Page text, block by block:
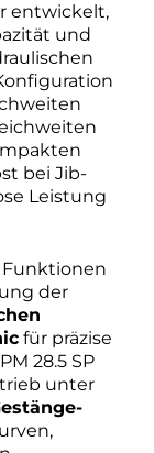
entwickelt,
und
bei Jib-
Leistung
der
für präzise
28.5 SP
unter